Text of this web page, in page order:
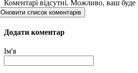
Коментарі відсутні. Можливо, ваш
Оновити список коментарів
Додати коментар
Ім'я